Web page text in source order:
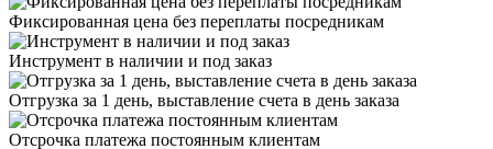
Фиксированная цена без переплаты посредникам
Инструмент в наличии и под заказ
Отгрузка за 1 день, выставление счета в день заказа
Отсрочка платежа постоянным клиентам